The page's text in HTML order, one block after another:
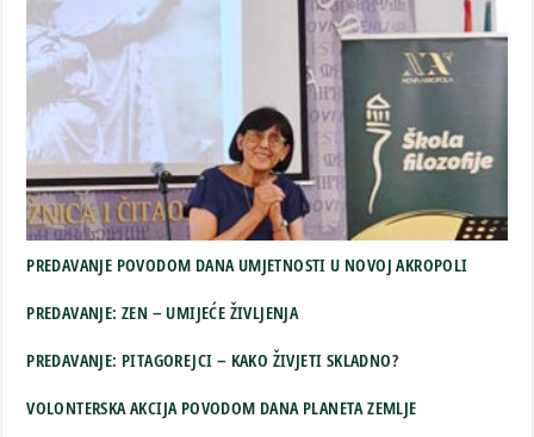
PREDAVANJE POVODOM DANA UMJETNOSTI U NOVOJ AKROPOLI
PREDAVANJE: ZEN – UMIJEĆE ŽIVLJENJA
PREDAVANJE: PITAGOREJCI – KAKO ŽIVJETI SKLADNO?
VOLONTERSKA AKCIJA POVODOM DANA PLANETA ZEMLJE